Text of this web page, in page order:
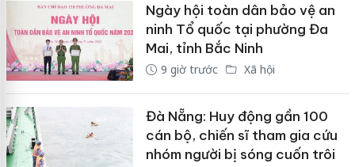
Ngày hội toàn dân bảo vệ an
ninh Tổ quốc tại phường Đa
Mai, tỉnh Bắc Ninh
9 giờ trước Xã hội
Đà Nẵng: Huy động gần 100
cán bộ, chiến sĩ tham gia cứu
nhóm người bị sóng cuốn trôi